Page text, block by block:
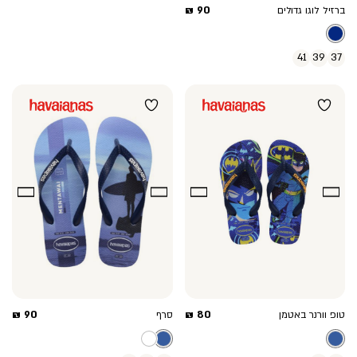
ברזיל לוגו גדולים
מחיר
90 ₪
37
39
41
טופ וורנר באטמן
מחיר
80 ₪ סרף
מחיר
90 ₪